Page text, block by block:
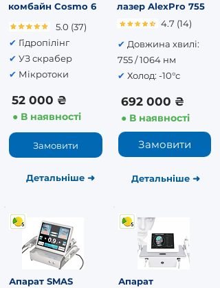
комбайн Cosmo 6
5.0 (37)
✔ Гідропілінг
✔ УЗ скрабер
✔ Мікротоки
52 000 ₴
● В наявності
Замовити
Детальніше ➜
лазер AlexPro 755
4.7 (14)
✔ Довжина хвилі:
755 / 1064 нм
✔ Холод: -10°с
692 000 ₴
● В наявності
Замовити
Детальніше ➜
Апарат SMAS Апарат